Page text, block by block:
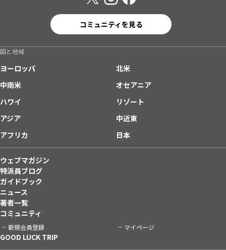
コミュニティを見る
国と地域
ヨーロッパ
北米
中南米
オセアニア
ハワイ
リゾート
アジア
中近東
アフリカ
日本
ウェブマガジン
特派員ブログ
ガイドブック
ニュース
著者一覧
コミュニティ
新規会員登録 マイページ
GOOD LUCK TRIP